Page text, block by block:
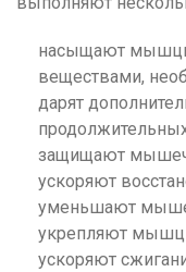
насыщают
веществами,
дарят
защищают
ускоряют
уменьшают
укрепляют
ускоряют